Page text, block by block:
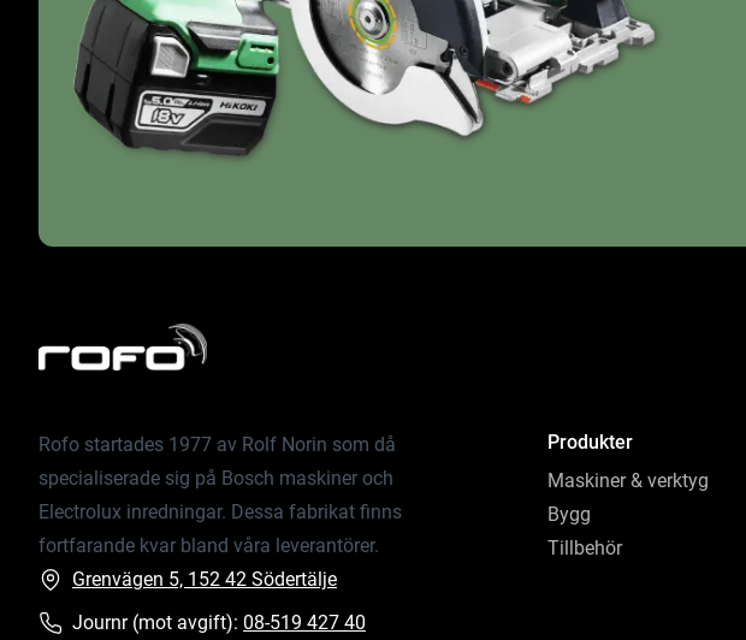
Rofo startades 1977 av Rolf Norin som då
specialiserade sig på Bosch maskiner och
Electrolux inredningar. Dessa fabrikat finns
fortfarande kvar bland våra leverantörer.
Grenvägen 5, 152 42 Södertälje
Journr (mot avgift): 08-519 427 40
Produkter
Maskiner & verktyg
Bygg
Tillbehör